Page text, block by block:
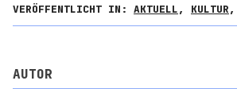
VERÖFFENTLICHT IN: AKTUELL, KULTUR,
AUTOR